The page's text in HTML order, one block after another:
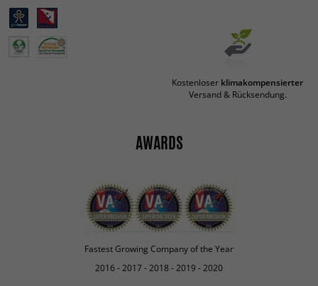
Kostenloser klimakompensierter
Versand & Rücksendung.
AWARDS
Fastest Growing Company of the Year
2016 - 2017 - 2018 - 2019 - 2020